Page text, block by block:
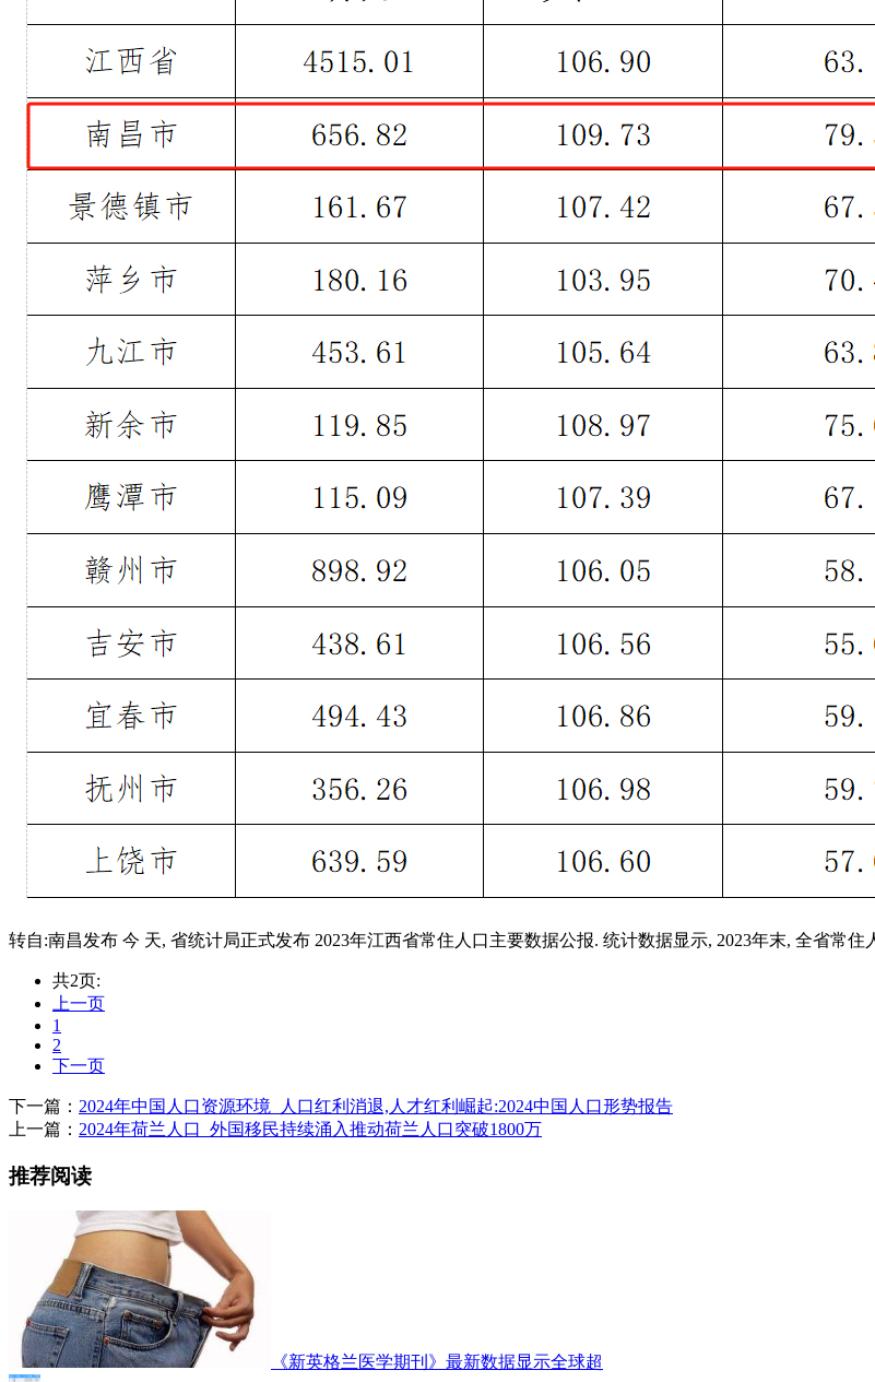
转自:南昌发布 今 天, 省统计局正式发布 2023年江西省常住人口主要数据公报. 统计数据显示, 2023年末, 全省常住
共2页:
上一页
1
2
下一页
下一篇： 2024年中国人口资源环境_人口红利消退,人才红利崛起:2024中国人口形势报告
上一篇： 2024年荷兰人口_外国移民持续涌入推动荷兰人口突破1800万
推荐阅读
《新英格兰医学期刊》最新数据显示全球超